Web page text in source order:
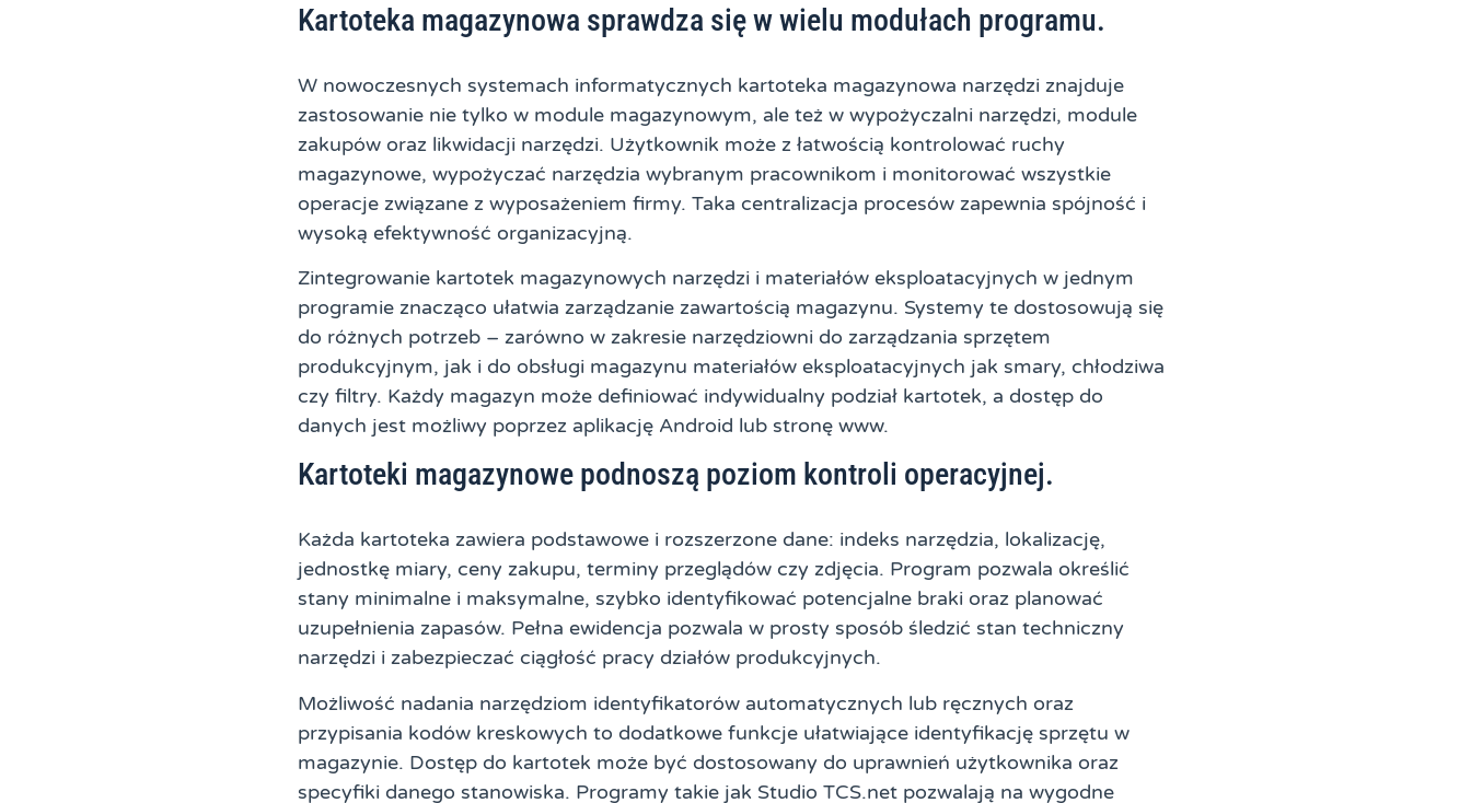
Kartoteka magazynowa sprawdza się w wielu modułach programu.
W nowoczesnych systemach informatycznych kartoteka magazynowa narzędzi znajduje
zastosowanie nie tylko w module magazynowym, ale też w wypożyczalni narzędzi, module
zakupów oraz likwidacji narzędzi. Użytkownik może z łatwością kontrolować ruchy
magazynowe, wypożyczać narzędzia wybranym pracownikom i monitorować wszystkie
operacje związane z wyposażeniem firmy. Taka centralizacja procesów zapewnia spójność i
wysoką efektywność organizacyjną.
Zintegrowanie kartotek magazynowych narzędzi i materiałów eksploatacyjnych w jednym
programie znacząco ułatwia zarządzanie zawartością magazynu. Systemy te dostosowują się
do różnych potrzeb – zarówno w zakresie narzędziowni do zarządzania sprzętem
produkcyjnym, jak i do obsługi magazynu materiałów eksploatacyjnych jak smary, chłodziwa
czy filtry. Każdy magazyn może definiować indywidualny podział kartotek, a dostęp do
danych jest możliwy poprzez aplikację Android lub stronę www.
Kartoteki magazynowe podnoszą poziom kontroli operacyjnej.
Każda kartoteka zawiera podstawowe i rozszerzone dane: indeks narzędzia, lokalizację,
jednostkę miary, ceny zakupu, terminy przeglądów czy zdjęcia. Program pozwala określić
stany minimalne i maksymalne, szybko identyfikować potencjalne braki oraz planować
uzupełnienia zapasów. Pełna ewidencja pozwala w prosty sposób śledzić stan techniczny
narzędzi i zabezpieczać ciągłość pracy działów produkcyjnych.
Możliwość nadania narzędziom identyfikatorów automatycznych lub ręcznych oraz
przypisania kodów kreskowych to dodatkowe funkcje ułatwiające identyfikację sprzętu w
magazynie. Dostęp do kartotek może być dostosowany do uprawnień użytkownika oraz
specyfiki danego stanowiska. Programy takie jak Studio TCS.net pozwalają na wygodne